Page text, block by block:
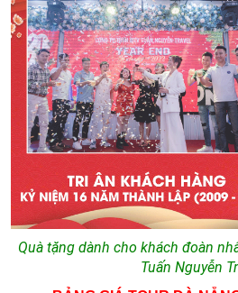
Quà tặng dành cho khách đoàn
Tuấn Nguyễn